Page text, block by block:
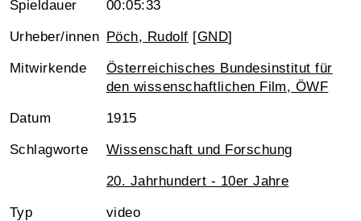
Spieldauer 00:05:33
Urheber/innen Pöch, Rudolf [GND]
Mitwirkende
Österreichisches Bundesinstitut für
den wissenschaftlichen Film, ÖWF
Datum 1915
Schlagworte Wissenschaft und Forschung
20. Jahrhundert - 10er Jahre
Typ video